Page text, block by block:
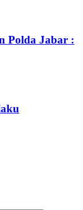
Polda Jabar :